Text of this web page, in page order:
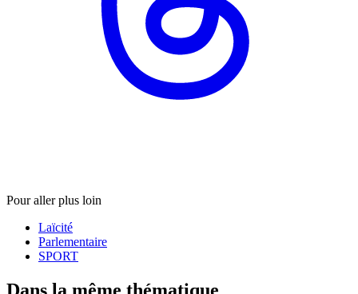
Pour aller plus loin
Laïcité
Parlementaire
SPORT
Dans la même thématique